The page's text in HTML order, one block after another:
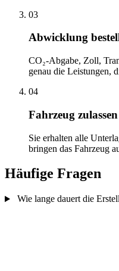
03
Abwicklung
CO₂-Abgabe, Zoll,
genau die Leistungen,
04
Fahrzeug zulassen
Sie erhalten alle
bringen das Fahrzeug
Häufige Fragen
Wie lange dauert die